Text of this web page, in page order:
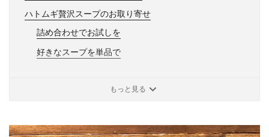
ハトムギ贅沢スープのお取り寄せ
詰め合わせでお試しを
好きなスープを単品で
もっと見る